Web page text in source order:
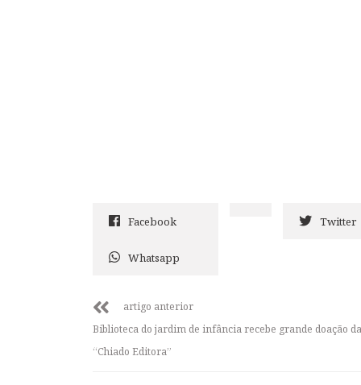
Facebook Twitter
Whatsapp
artigo anterior
Biblioteca do jardim de infância recebe grande doação da
“Chiado Editora”